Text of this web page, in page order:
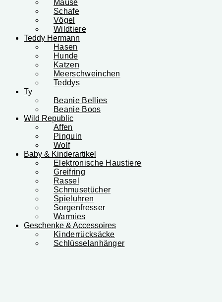
Mäuse
Schafe
Vögel
Wildtiere
Teddy Hermann
Hasen
Hunde
Katzen
Meerschweinchen
Teddys
Ty
Beanie Bellies
Beanie Boos
Wild Republic
Affen
Pinguin
Wolf
Baby & Kinderartikel
Elektronische Haustiere
Greifring
Rassel
Schmusetücher
Spieluhren
Sorgenfresser
Warmies
Geschenke & Accessoires
Kinderrücksäcke
Schlüsselanhänger